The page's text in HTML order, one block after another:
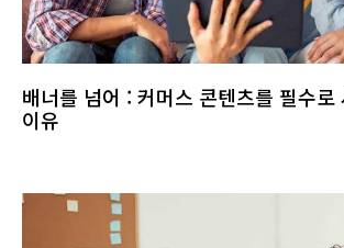
배너를 넘어 : 커머스 콘텐츠를 필수로
이유